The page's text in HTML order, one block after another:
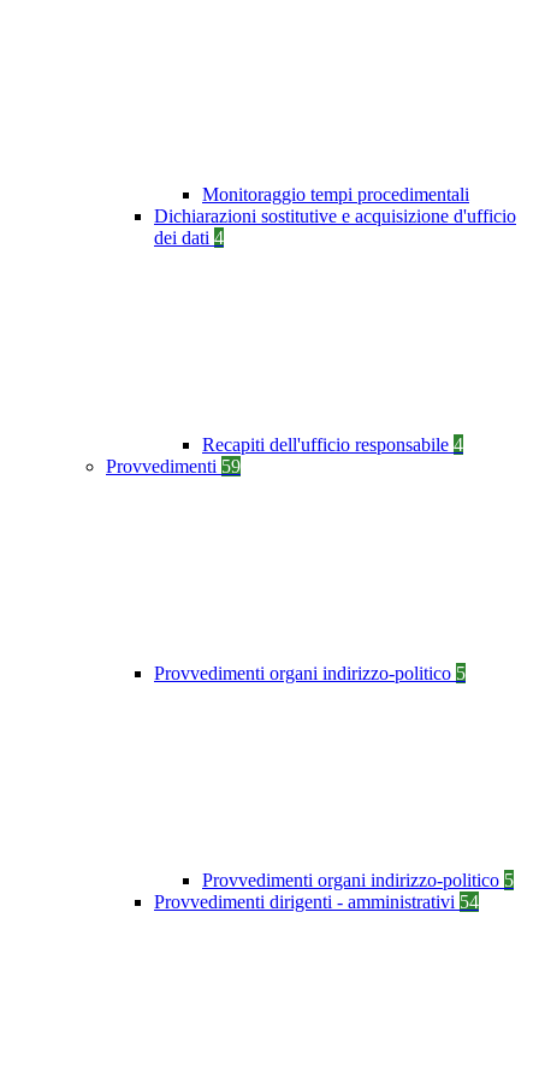
Monitoraggio tempi procedimentali
Dichiarazioni sostitutive e acquisizione d'ufficio
dei dati 4
Recapiti dell'ufficio responsabile 4
Provvedimenti 59
Provvedimenti organi indirizzo-politico 5
Provvedimenti organi indirizzo-politico 5
Provvedimenti dirigenti - amministrativi 54